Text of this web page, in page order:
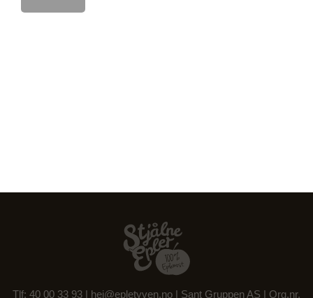
Tlf: 40 00 33 93 | hei@epletyven.no | Sant Gruppen AS | Org.nr.